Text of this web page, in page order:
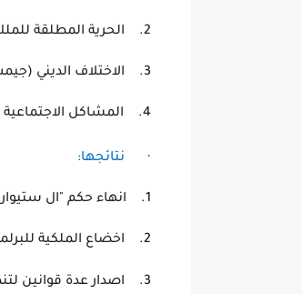
2. الحرية
3. الاختلاف الديني
4. المشاكل
· نتائجها:
1. انهاء حكم "ال
2. اخضاع
3. اصدار عدة